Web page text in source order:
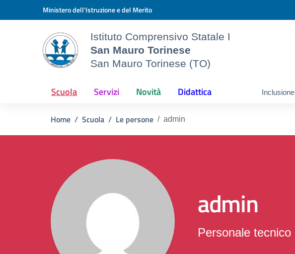
Vai ai contenuti
Vai al menu di navigazioneMinistero dell'Istruzione e del Merito
Istituto Comprensivo Statale I
San Mauro Torinese
San Mauro Torinese (TO)
Scuola Servizi Novità Didattica Inclusione
Home Scuola Le persone admin
admin
Personale tecnico